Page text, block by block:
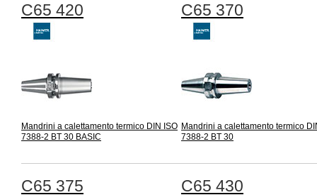
C65 420
Mandrini a calettamento termico DIN ISO
7388-2 BT 30 BASIC
C65 370
Mandrini a calettamento termico
7388-2 BT 30
C65 375 C65 430